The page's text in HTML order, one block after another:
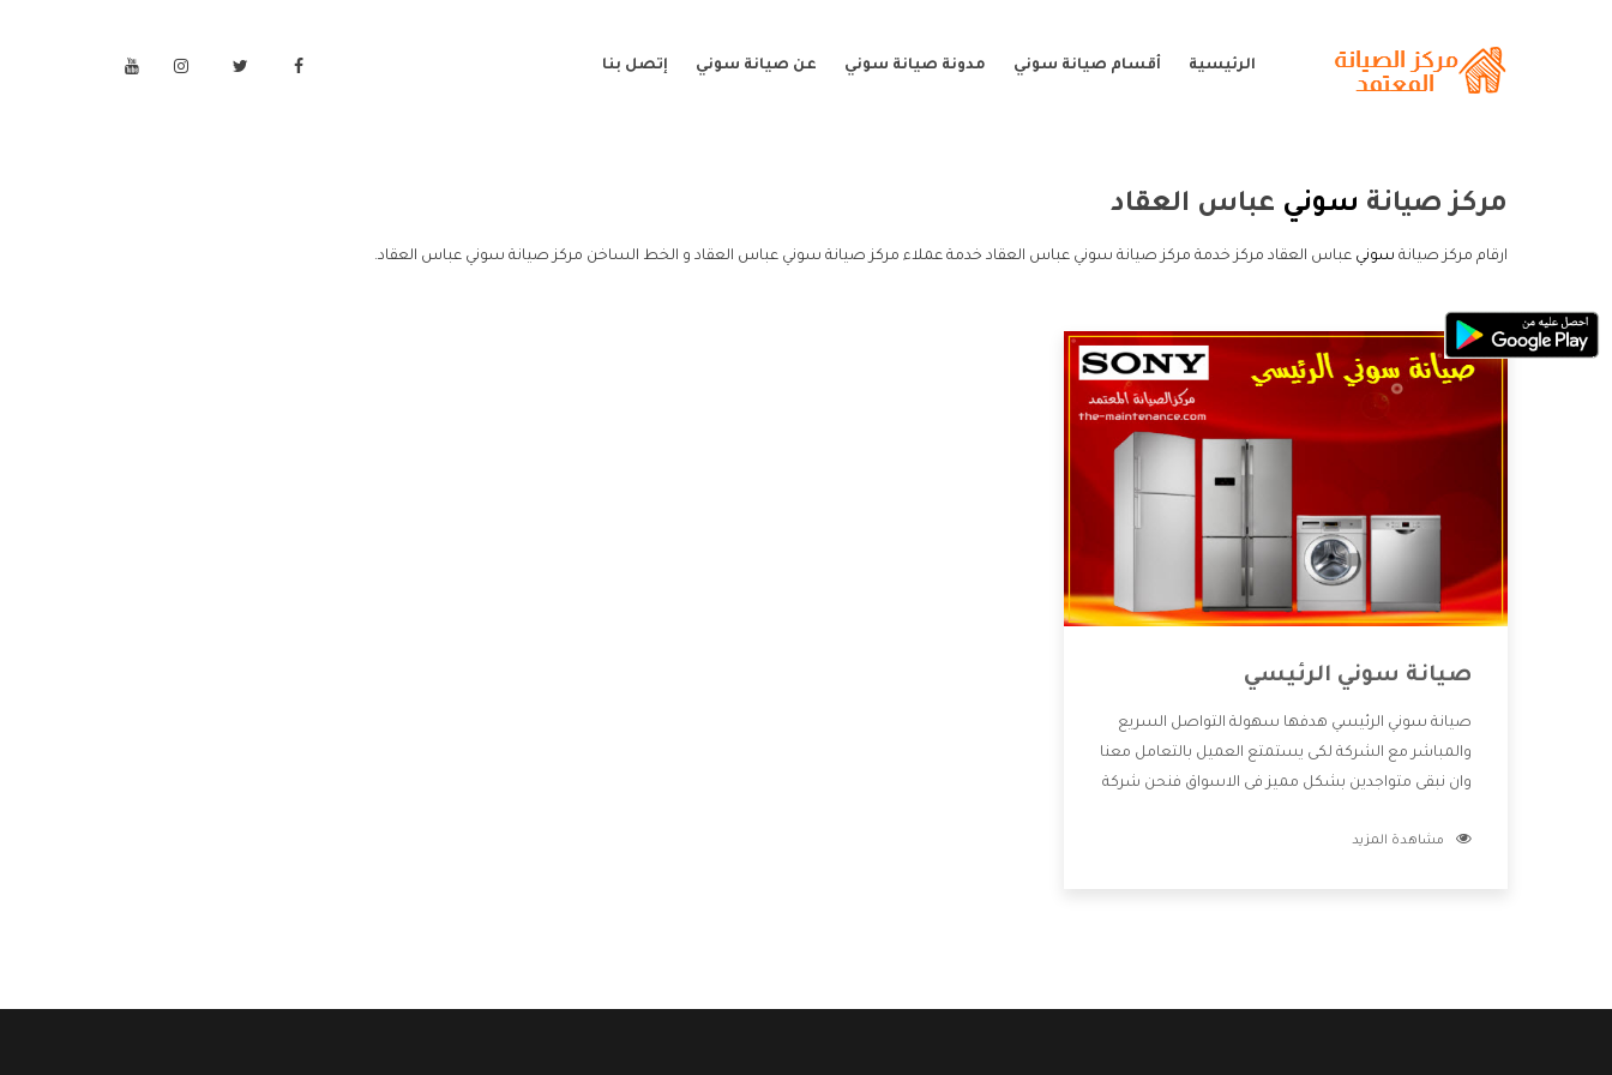
الرئيسية أقسام صيانة سوني مدونة صيانة سوني عن صيانة سوني إتصل بنا
مركز صيانة سوني عباس العقاد
ارقام مركز صيانة سوني عباس العقاد مركز خدمة مركز صيانة سوني عباس العقاد خدمة عملاء مركز صيانة سوني عباس العقاد و الخط الساخن مركز صيانة سوني عباس العقاد.
صيانة سوني الرئيسي
صيانة سوني الرئيسي هدفها سهولة التواصل السريع
والمباشر مع الشركة لكى يستمتع العميل بالتعامل معنا
وان نبقى متواجدين بشكل مميز فى الاسواق فنحن شركة
بالخدمات التى تنفرد الشركة بها والتى تكون منها خدمة
مشاهدة المزيد